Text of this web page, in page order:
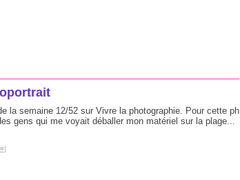
la semaine 12/52 sur Vivre la photographie. Pour cette ph
gens qui me voyait déballer mon matériel sur la plage...
#]